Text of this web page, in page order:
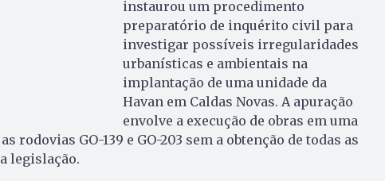
instaurou um procedimento
preparatório de inquérito civil para
investigar possíveis irregularidades
urbanísticas e ambientais na
implantação de uma unidade da
Havan em Caldas Novas. A apuração
envolve a execução de obras em uma
rodovias GO-139 e GO-203 sem a obtenção de todas as
legislação.